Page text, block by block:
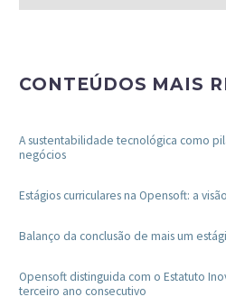
CONTEÚDOS MAIS
A sustentabilidade tecnológica como
negócios
Estágios curriculares na Opensoft: a
Balanço da conclusão de mais um
Opensoft distinguida com o Estatuto
terceiro ano consecutivo